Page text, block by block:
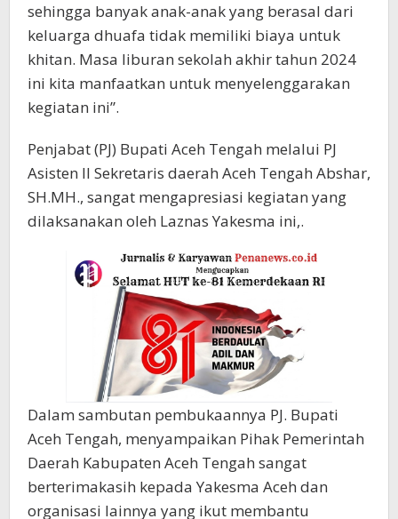
sehingga banyak anak-anak yang berasal dari
keluarga dhuafa tidak memiliki biaya untuk
khitan. Masa liburan sekolah akhir tahun 2024
ini kita manfaatkan untuk menyelenggarakan
kegiatan ini”.
Penjabat (PJ) Bupati Aceh Tengah melalui PJ
Asisten II Sekretaris daerah Aceh Tengah Abshar,
SH.MH., sangat mengapresiasi kegiatan yang
dilaksanakan oleh Laznas Yakesma ini,.
Dalam sambutan pembukaannya PJ. Bupati
Aceh Tengah, menyampaikan Pihak Pemerintah
Daerah Kabupaten Aceh Tengah sangat
berterimakasih kepada Yakesma Aceh dan
organisasi lainnya yang ikut membantu